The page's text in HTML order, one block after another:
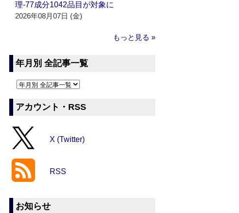
理‐77成分1042品目が対象に
2026年08月07日 (金)
もっと見る »
年月別 全記事一覧
アカウント・RSS
X (Twitter)
RSS
お知らせ